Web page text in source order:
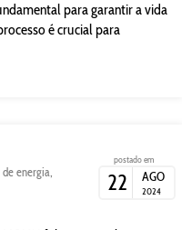
para garantir a vida
é crucial para
postado em
22 AGO
2024
energia